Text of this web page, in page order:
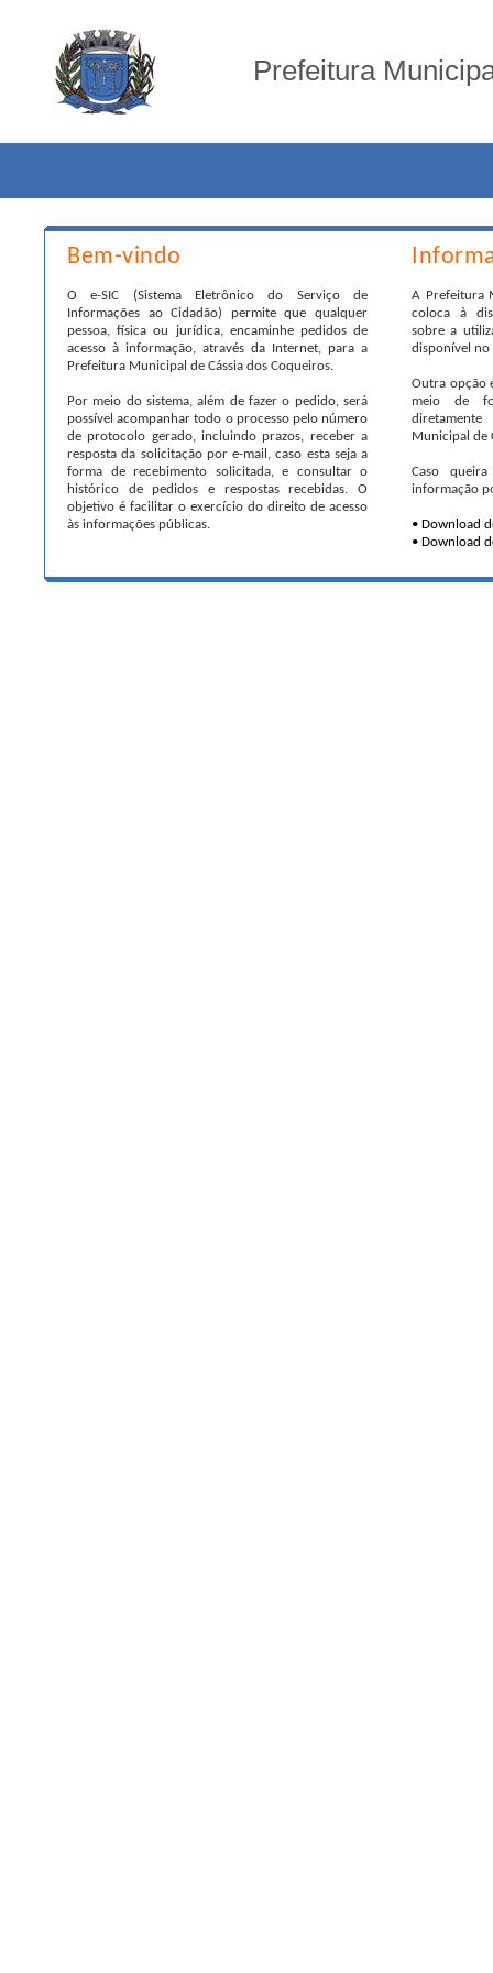
Prefeitura
Bem-vindo
O e-SIC (Sistema Eletrônico do Serviço de
Informações ao Cidadão) permite que qualquer
pessoa, física ou jurídica, encaminhe pedidos de
acesso à informação, através da Internet, para a
Prefeitura Municipal de Cássia dos Coqueiros.
Por meio do sistema, além de fazer o pedido, será
possível acompanhar todo o processo pelo número
de protocolo gerado, incluindo prazos, receber a
resposta da solicitação por e-mail, caso esta seja a
forma de recebimento solicitada, e consultar o
histórico de pedidos e respostas recebidas. O
objetivo é facilitar o exercício do direito de acesso
às informações públicas.
A Prefeitura
coloca à
sobre a
disponível
Outra opção
meio de
Municipal de
Caso
informação
• Download
• Download